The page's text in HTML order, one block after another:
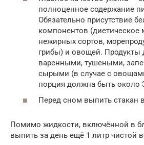
полноценное содержание
Обязательно присутствие
компонентов (диетическое
нежирных сортов,
грибы) и овощей.
варенными, тушеными,
сырыми (в случае с
порция должна быть около
Перед сном выпить стакан
Помимо жидкости, включённой в
выпить за день ещё 1 литр чистой